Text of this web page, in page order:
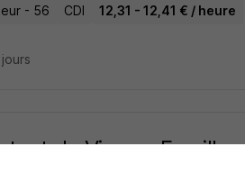
- 56 CDI 12,31 - 12,41 € / heure
de Vie aux